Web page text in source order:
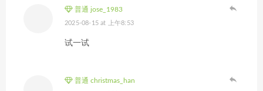
普通 jose_1983
2025-08-15 at 上午8:53
试一试
普通 christmas_han